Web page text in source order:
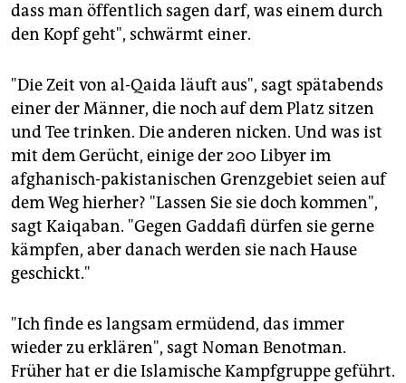
dass man öffentlich sagen darf, was einem durch
den Kopf geht", schwärmt einer.
"Die Zeit von al-Qaida läuft aus", sagt spätabends
einer der Männer, die noch auf dem Platz sitzen
und Tee trinken. Die anderen nicken. Und was ist
mit dem Gerücht, einige der 200 Libyer im
afghanisch-pakistanischen Grenzgebiet seien auf
dem Weg hierher? "Lassen Sie sie doch kommen",
sagt Kaiqaban. "Gegen Gaddafi dürfen sie gerne
kämpfen, aber danach werden sie nach Hause
geschickt."
"Ich finde es langsam ermüdend, das immer
wieder zu erklären", sagt Noman Benotman.
Früher hat er die Islamische Kampfgruppe geführt.